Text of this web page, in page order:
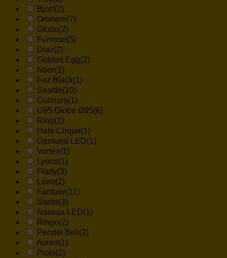
Bjorr(2)
Oronero(7)
Globo(2)
Fumoso(5)
Diaz(2)
Golden Egg(2)
Noor(1)
Fez Black(1)
Seattle(10)
Culinara(1)
G95 Globe Ø95(6)
Ring(1)
Halo Cirque(1)
Upround LED(1)
Vortex(1)
Lyons(1)
Flady(3)
Libro(2)
Fantasy(11)
Santo(3)
Natasja LED(1)
Ringo(2)
Pendel Bell (2)
Aureo(1)
Piolo(2)